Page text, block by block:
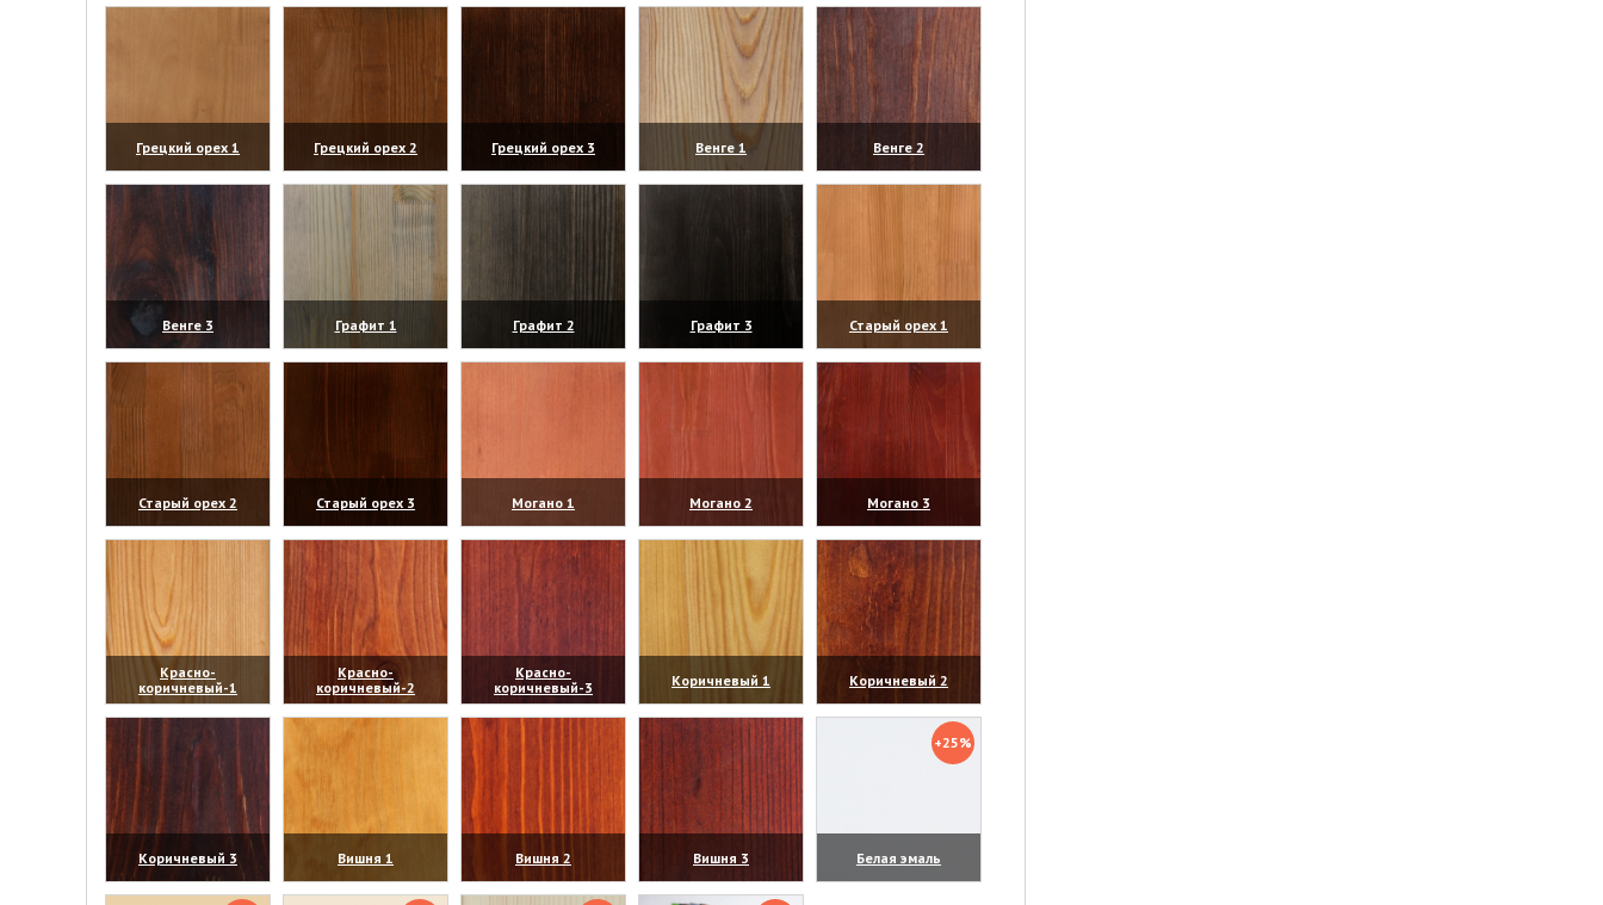
Грецкий орех 1
(увеличить)
Грецкий орех 2
(увеличить)
Грецкий орех 3
(увеличить)
Венге 1
(увеличить)
Венге 2
(увеличить)
Венге 3
(увеличить)
Графит 1
(увеличить)
Графит 2
(увеличить)
Графит 3
(увеличить)
Старый орех 1
(увеличить)
Старый орех 2
(увеличить)
Старый орех 3
(увеличить)
Могано 1
(увеличить)
Могано 2
(увеличить)
Могано 3
(увеличить)
Красно-
коричневый-1
(увеличить)
Красно-
коричневый-2
(увеличить)
Красно-
коричневый-3
(увеличить)
Коричневый 1
(увеличить)
Коричневый 2
(увеличить)
Коричневый 3
(увеличить)
Вишня 1
(увеличить)
Вишня 2
(увеличить)
Вишня 3
(увеличить)
+25%
Белая эмаль
(увеличить)